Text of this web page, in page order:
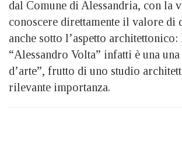
dal Comune di Alessandria, con la
conoscere direttamente il valore di
anche sotto l’aspetto architettonico:
“Alessandro Volta” infatti è una
d’arte”, frutto di uno studio
rilevante importanza.